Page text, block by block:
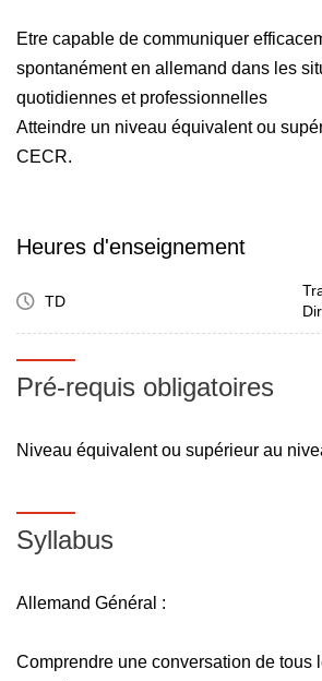
Etre capable de communiquer
spontanément en allemand dans les
quotidiennes et professionnelles
Atteindre un niveau équivalent ou
CECR.
Heures d'enseignement
TD
Pré-requis obligatoires
Niveau équivalent ou supérieur au
Syllabus
Allemand Général :
Comprendre une conversation de tous